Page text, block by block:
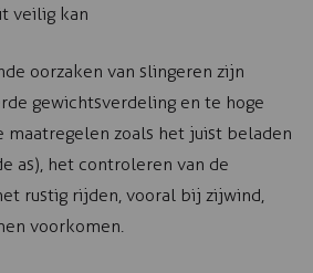
veilig kan
oorzaken van slingeren zijn
gewichtsverdeling en te hoge
maatregelen zoals het juist beladen
as), het controleren van de
rustig rijden, vooral bij zijwind,
voorkomen.